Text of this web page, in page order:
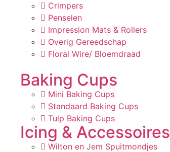
Crimpers
Penselen
Impression Mats & Rollers
Overig Gereedschap
Floral Wire/ Bloemdraad
Baking Cups
Mini Baking Cups
Standaard Baking Cups
Tulp Baking Cups
Icing & Accessoires
Wilton en Jem Spuitmondjes